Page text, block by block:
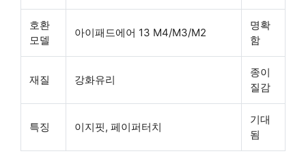
호환
모델
아이패드에어 13 M4/M3/M2
명확
함
재질 강화유리
종이
질감
특징 이지핏, 페이퍼터치
기대
됨